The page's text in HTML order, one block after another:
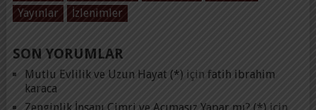
Yayınlar
İzlenimler
SON YORUMLAR
Mutlu Evlilik ve Uzun Hayat (*) için fatih ibrahim
karaca
Zenginlik İnsanı Cimri ve Acımasız Yapar mı? (*) için